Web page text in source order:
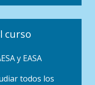
curso
y EASA
todos los